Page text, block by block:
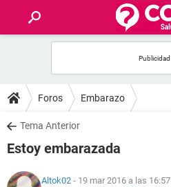
FOROS
SALUD
FAMILIA
Foros Embarazo
Tema Anterior
Estoy embarazada
Altok02 - 19 mar 2016 a las 16:57